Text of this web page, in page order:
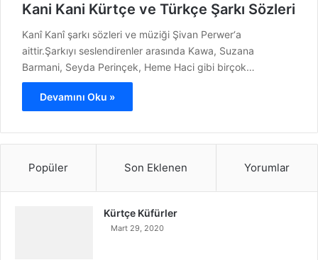
Kani Kani Kürtçe ve Türkçe Şarkı Sözleri
Kanî Kanî şarkı sözleri ve müziği Şivan Perwer‘a
aittir.Şarkıyı seslendirenler arasında Kawa, Suzana
Barmani, Seyda Perinçek, Heme Haci gibi birçok…
Devamını Oku »
Popüler Son Eklenen Yorumlar
Kürtçe Küfürler
Mart 29, 2020